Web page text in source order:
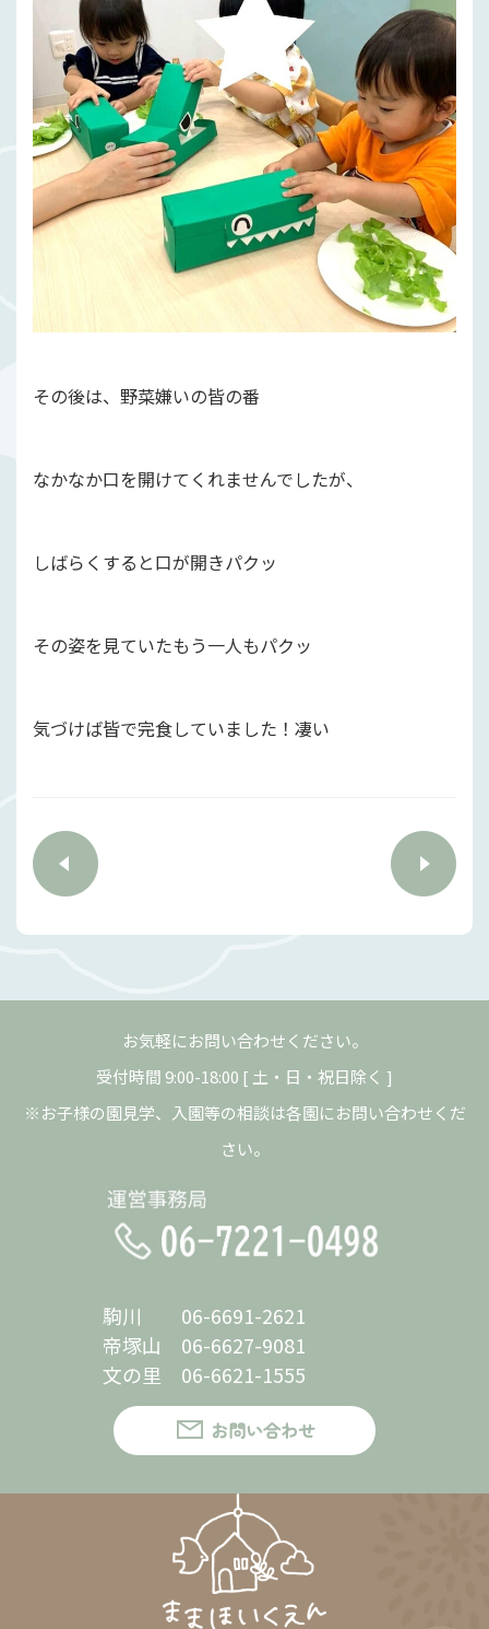
その後は、野菜嫌いの皆の番
なかなか口を開けてくれませんでしたが、
しばらくすると口が開きパクッ
その姿を見ていたもう一人もパクッ
気づけば皆で完食していました！凄い
お気軽にお問い合わせください。
受付時間 9:00-18:00 [ 土・日・祝日除く ]
※お子様の園見学、入園等の相談は各園にお問い合わせくだ
さい。
駒川 06-6691-2621
帝塚山 06-6627-9081
文の里 06-6621-1555
お問い合わせ